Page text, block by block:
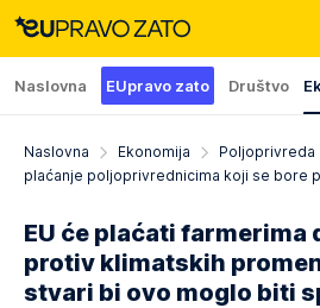
Naslovna EUpravo zato Društvo
Naslovna Ekonomija Poljoprivreda
plaćanje poljoprivrednicima koji se bore
EU će plaćati farmerima
protiv klimatskih
stvari bi ovo moglo biti